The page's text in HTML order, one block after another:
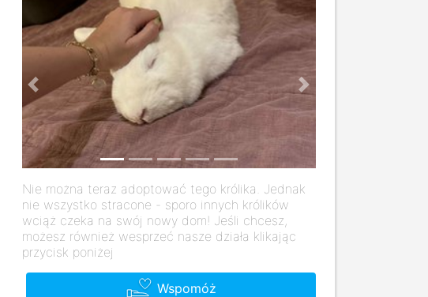
Previous Next
Nie można teraz adoptować tego królika. Jednak
nie wszystko stracone - sporo innych królików
wciąż czeka na swój nowy dom! Jeśli chcesz,
możesz również wesprzeć nasze działa klikając
przycisk poniżej
Wspomóż